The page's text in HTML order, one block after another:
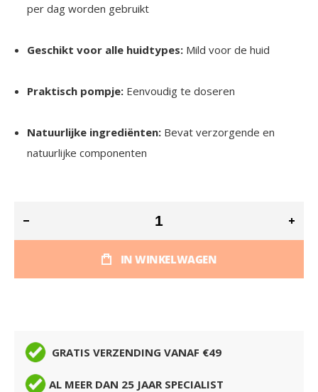
per dag worden gebruikt
Geschikt voor alle huidtypes: Mild voor de huid
Praktisch pompje: Eenvoudig te doseren
Natuurlijke ingrediënten: Bevat verzorgende en
natuurlijke componenten
IN WINKELWAGEN
GRATIS VERZENDING VANAF €49
AL MEER DAN 25 JAAR SPECIALIST